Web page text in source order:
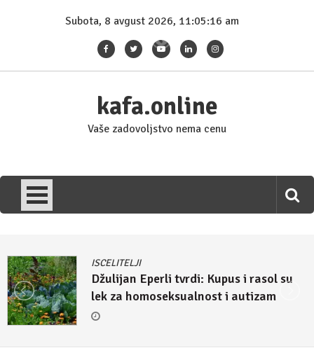
Subota, 8 avgust 2026, 11:05:18 am
kafa.online
Vaše zadovoljstvo nema cenu
ISCELITELJI
Džulijan Eperli tvrdi: Kupus i rasol su
lek za homoseksualnost i autizam